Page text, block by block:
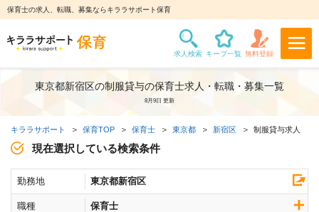
保育士の求人、転職、募集ならキララサポート保育
東京都新宿区の制服貸与の保育士求人・転職・募集一覧
8月9日 更新
キララサポート 保育TOP 保育士 東京都 新宿区 制服貸与求人
現在選択している検索条件
勤務地 東京都新宿区
職種 保育士